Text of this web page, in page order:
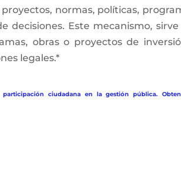
normas, políticas,
Este mecanismo, sirve
obras o proyectos de
legales.*
ciudadana en la gestión pública.